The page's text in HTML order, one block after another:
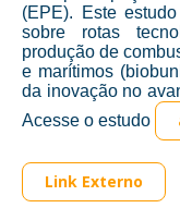
(EPE). Este
sobre rotas
produção de
e marítimos
da inovação no
Acesse o estudo
Link Externo